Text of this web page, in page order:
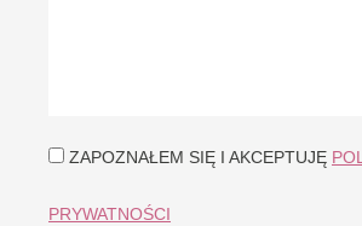
ZAPOZNAŁEM SIĘ I AKCEPTUJĘ
PRYWATNOŚCI